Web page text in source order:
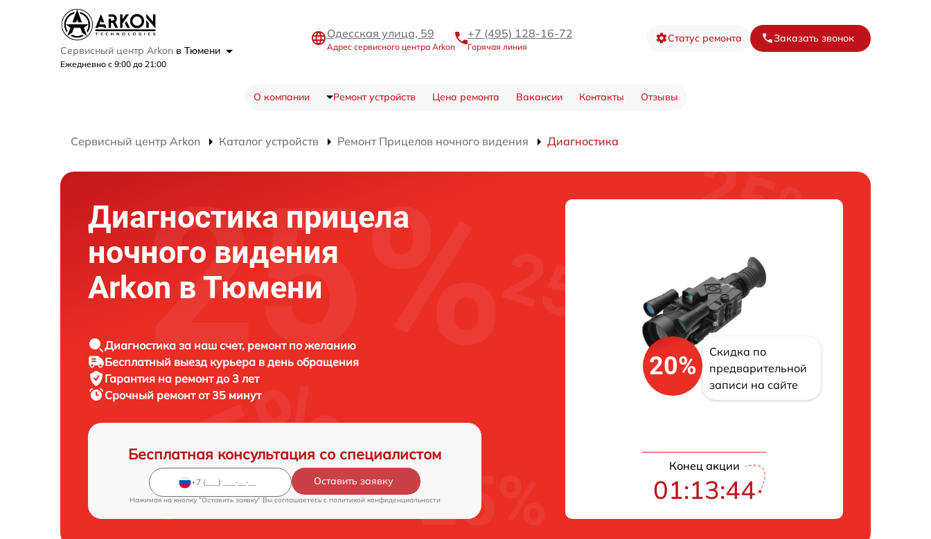
Сервисный центр Arkon в Тюмени
Ежедневно с 9:00 до 21:00
Одесская улица, 59
Адрес сервисного центра Arkon
+7 (495) 128-16-72
Горячая линия
Статус ремонта Заказать звонок
О компании Ремонт устройств Цена ремонта Вакансии Контакты Отзывы
Сервисный центр Arkon Каталог устройств Ремонт Прицелов ночного видения Диагностика
Диагностика прицела
ночного видения
Arkon в Тюмени
Диагностика за наш счет, ремонт по желанию
Бесплатный выезд курьера в день обращения
Гарантия на ремонт до 3 лет
Срочный ремонт от 35 минут
Бесплатная консультация со специалистом
Оставить заявку
Нажимая на кнопку "Оставить заявку" Вы соглашаетесь c политикой конфиденциальности
20%
Скидка по
предварительной
записи на сайте
Конец акции
01:13:43